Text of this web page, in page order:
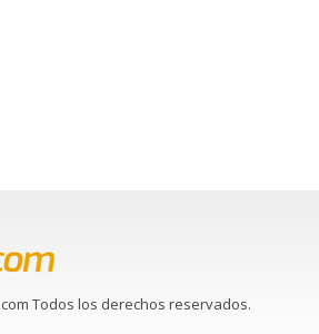
Todos los derechos reservados.